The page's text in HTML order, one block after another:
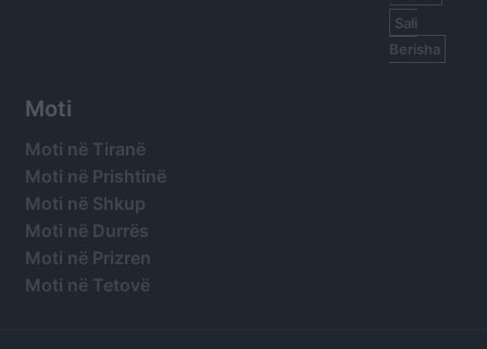
Sali
Berisha
Moti
Moti në Tiranë
Moti në Prishtinë
Moti në Shkup
Moti në Durrës
Moti në Prizren
Moti në Tetovë